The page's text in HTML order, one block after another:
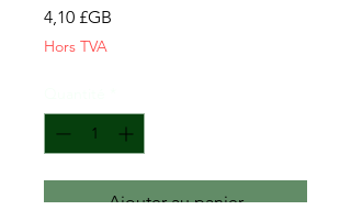
4,10 £GB
Hors TVA
Ajouter au panier